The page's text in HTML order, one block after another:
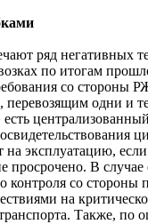
ряд негативных
по итогам
со стороны
перевозящим одни и
на эксплуатацию, если
просрочено. В случае
контроля со стороны
на
Также, по